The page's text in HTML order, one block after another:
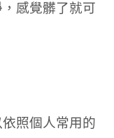
感覺髒了就可
照個人常用的